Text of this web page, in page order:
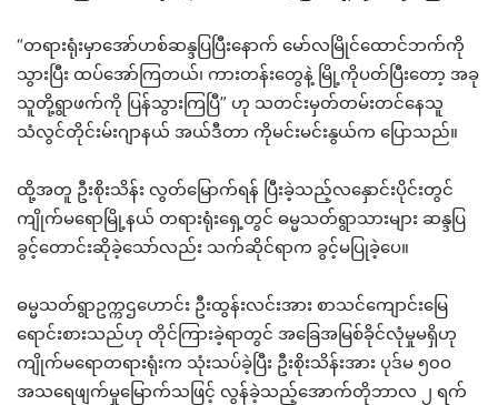
“တရားရုံးမှာအော်ဟစ်ဆန္ဒပြပြီးနောက် မော်လမြိုင်ထောင်ဘက်ကို
သွားပြီး ထပ်အော်ကြတယ်၊ ကားတန်းတွေနဲ့ မြို့ကိုပတ်ပြီးတော့ အခု
သူတို့ရွာဖက်ကို ပြန်သွားကြပြီ” ဟု သတင်းမှတ်တမ်းတင်နေသူ
သံလွင်တိုင်းမ်းဂျာနယ် အယ်ဒီတာ ကိုမင်းမင်းနွယ်က ပြောသည်။
ထို့အတူ ဦးစိုးသိန်း လွတ်မြောက်ရန် ပြီးခဲ့သည့်လနှောင်းပိုင်းတွင်
ကျိုက်မရောမြို့နယ် တရားရုံးရှေ့တွင် ဓမ္မသတ်ရွာသားများ ဆန္ဒပြ
ခွင့်တောင်းဆိုခဲ့သော်လည်း သက်ဆိုင်ရာက ခွင့်မပြုခဲ့ပေ။
ဓမ္မသတ်ရွာဥက္ကဌဟောင်း ဦးထွန်းလင်းအား စာသင်ကျောင်းမြေ
ရောင်းစားသည်ဟု တိုင်ကြားခဲ့ရာတွင် အခြေအမြစ်ခိုင်လုံမှုမရှိဟု
ကျိုက်မရောတရားရုံးက သုံးသပ်ခဲ့ပြီး ဦးစိုးသိန်းအား ပုဒ်မ ၅၀ဝ
အသရေဖျက်မှုမြောက်သဖြင့် လွန်ခဲ့သည့်အောက်တိုဘာလ ၂ ရက်